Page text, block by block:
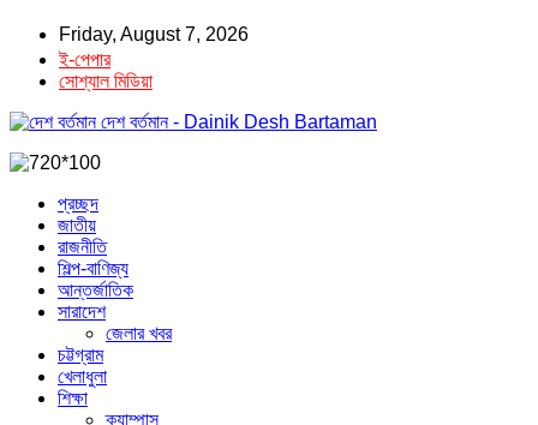
Friday, August 7, 2026
ই-পেপার
সোশ্যাল মিডিয়া
দেশ বর্তমান - Dainik Desh Bartaman
প্রচ্ছদ
জাতীয়
রাজনীতি
শিল্প-বাণিজ্য
আন্তর্জাতিক
সারাদেশ
জেলার খবর
চট্টগ্রাম
খেলাধুলা
শিক্ষা
ক্যাম্পাস